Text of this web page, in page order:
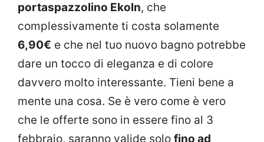
portaspazzolino Ekoln, che
complessivamente ti costa solamente
6,90€ e che nel tuo nuovo bagno potrebbe
dare un tocco di eleganza e di colore
davvero molto interessante. Tieni bene a
mente una cosa. Se è vero come è vero
che le offerte sono in essere fino al 3
febbraio, saranno valide solo fino ad